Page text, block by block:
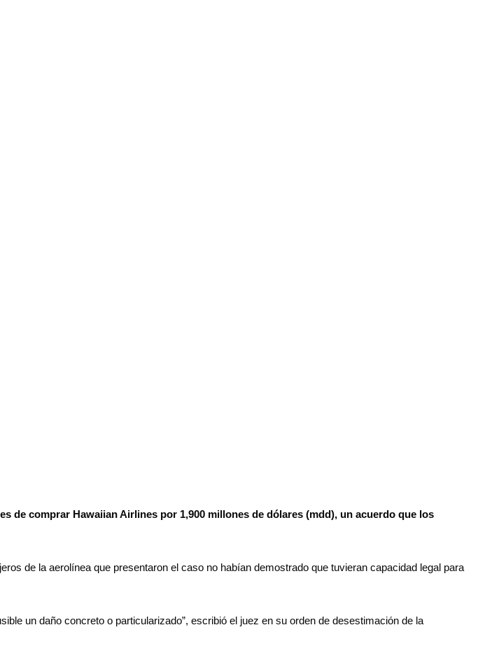
de comprar Hawaiian Airlines por 1,900 millones de dólares (mdd), un acuerdo que los
de la aerolínea que presentaron el caso no habían demostrado que tuvieran capacidad legal para
un daño concreto o particularizado”, escribió el juez en su orden de desestimación de la